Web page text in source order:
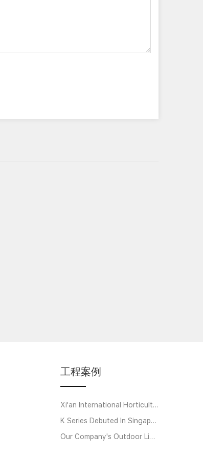
工程案例
Xi'an International Horticultural Exposition
K Series Debuted In Singapore
Our Company's Outdoor Linear Array Amplifier System Helps Strawberry Music Festi